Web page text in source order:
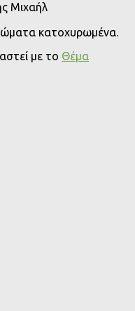
Μιχαήλ
κατοχυρωμένα.
με το Θέμα